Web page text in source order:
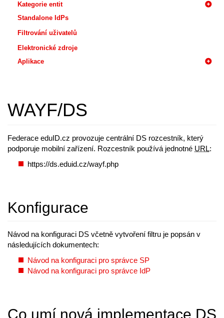
Kategorie entit
Standalone IdPs
Filtrování uživatelů
Elektronické zdroje
Aplikace
WAYF/DS
Federace eduID.cz provozuje centrální DS rozcestník, který
podporuje mobilní zařízení. Rozcestník používá jednotné URL:
https://ds.eduid.cz/wayf.php
Konfigurace
Návod na konfiguraci DS včetně vytvoření filtru je popsán v
následujících dokumentech:
Návod na konfiguraci pro správce SP
Návod na konfiguraci pro správce IdP
Co umí nová implementace DS